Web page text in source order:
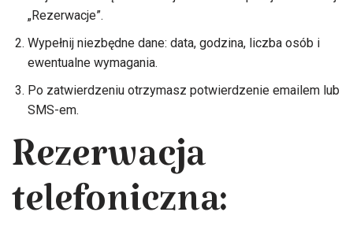
„Rezerwacje”.
Wypełnij niezbędne dane: data, godzina, liczba osób i
ewentualne wymagania.
Po zatwierdzeniu otrzymasz potwierdzenie emailem lub
SMS-em.
Rezerwacja
telefoniczna: